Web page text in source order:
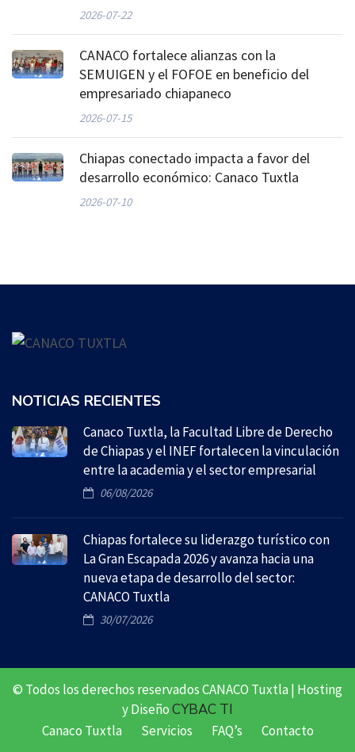
2026-07-22
CANACO fortalece alianzas con la
SEMUIGEN y el FOFOE en beneficio del
empresariado chiapaneco
2026-07-15
Chiapas conectado impacta a favor del
desarrollo económico: Canaco Tuxtla
2026-07-10
NOTICIAS RECIENTES
Canaco Tuxtla, la Facultad Libre de Derecho
de Chiapas y el INEF fortalecen la vinculación
entre la academia y el sector empresarial
06/08/2026
Chiapas fortalece su liderazgo turístico con
La Gran Escapada 2026 y avanza hacia una
nueva etapa de desarrollo del sector:
CANACO Tuxtla
30/07/2026
© Todos los derechos reservados CANACO Tuxtla | Hosting
y DiseñoCYBAC TI
Canaco Tuxtla Servicios FAQ’s Contacto